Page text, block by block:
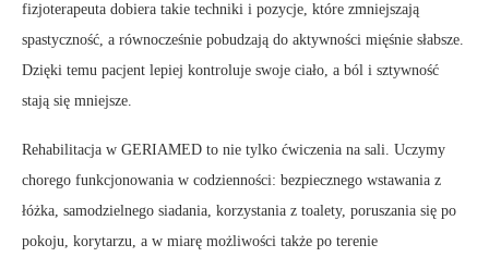
fizjoterapeuta dobiera takie techniki i pozycje, które zmniejszają
spastyczność, a równocześnie pobudzają do aktywności mięśnie słabsze.
Dzięki temu pacjent lepiej kontroluje swoje ciało, a ból i sztywność
stają się mniejsze.
Rehabilitacja w GERIAMED to nie tylko ćwiczenia na sali. Uczymy
chorego funkcjonowania w codzienności: bezpiecznego wstawania z
łóżka, samodzielnego siadania, korzystania z toalety, poruszania się po
pokoju, korytarzu, a w miarę możliwości także po terenie